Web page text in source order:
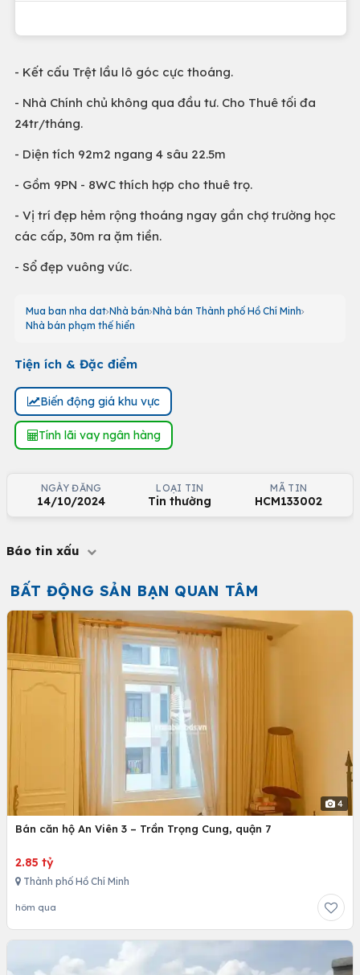
- Kết cấu Trệt lầu lô góc cực thoáng.
- Nhà Chính chủ không qua đầu tư. Cho Thuê tối đa
24tr/tháng.
- Diện tích 92m2 ngang 4 sâu 22.5m
- Gồm 9PN - 8WC thích hợp cho thuê trọ.
- Vị trí đẹp hẻm rộng thoáng ngay gần chợ trường học
các cấp, 30m ra ặm tiền.
- Sổ đẹp vuông vức.
Mua ban nha dat Nhà bán Nhà bán Thành phố Hồ Chí Minh
Nhà bán phạm thế hiển
Tiện ích & Đặc điểm
Biến động giá khu vực
Tính lãi vay ngân hàng
NGÀY ĐĂNG
14/10/2024
LOẠI TIN
Tin thường
MÃ TIN
HCM133002
Báo tin xấu
BẤT ĐỘNG SẢN BẠN QUAN TÂM
4
Bán căn hộ An Viên 3 – Trần Trọng Cung, quận 7
2.85 tỷ
Thành phố Hồ Chí Minh
hôm qua